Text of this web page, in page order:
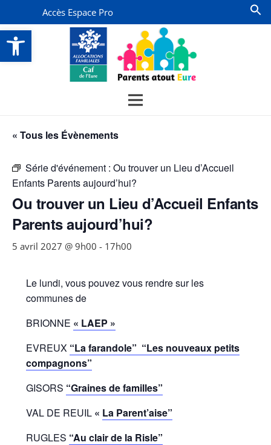
Ouvrir la barre d’outils
Accès Espace Pro
« Tous les Évènements
Série d'événement : Ou trouver un Lieu d’Accueil
Enfants Parents aujourd’hui?
Ou trouver un Lieu d’Accueil Enfants
Parents aujourd’hui?
5 avril 2027 @ 9h00 - 17h00
Le lundi, vous pouvez vous rendre sur les
communes de
BRIONNE « LAEP »
EVREUX “La farandole” “Les nouveaux petits
compagnons”
GISORS “Graines de familles”
VAL DE REUIL« La Parent’aise”
RUGLES “Au clair de la Risle”